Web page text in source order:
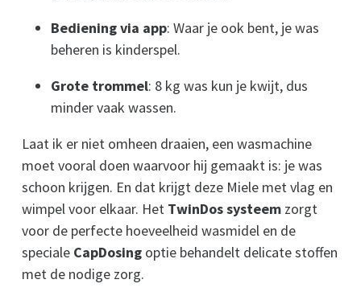
Bediening via app: Waar je ook bent, je was
beheren is kinderspel.
Grote trommel: 8 kg was kun je kwijt, dus
minder vaak wassen.
Laat ik er niet omheen draaien, een wasmachine
moet vooral doen waarvoor hij gemaakt is: je was
schoon krijgen. En dat krijgt deze Miele met vlag en
wimpel voor elkaar. Het TwinDos systeem zorgt
voor de perfecte hoeveelheid wasmidel en de
speciale CapDosing optie behandelt delicate stoffen
met de nodige zorg.